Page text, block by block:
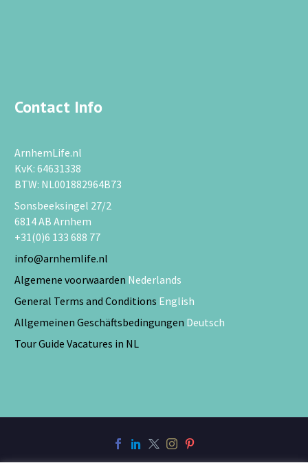
Contact Info
ArnhemLife.nl
KvK: 64631338
BTW: NL001882964B73
Sonsbeeksingel 27/2
6814 AB Arnhem
+31(0)6 133 688 77
info@arnhemlife.nl
Algemene voorwaarden Nederlands
General Terms and Conditions English
Allgemeinen Geschäftsbedingungen Deutsch
Tour Guide Vacatures in NL